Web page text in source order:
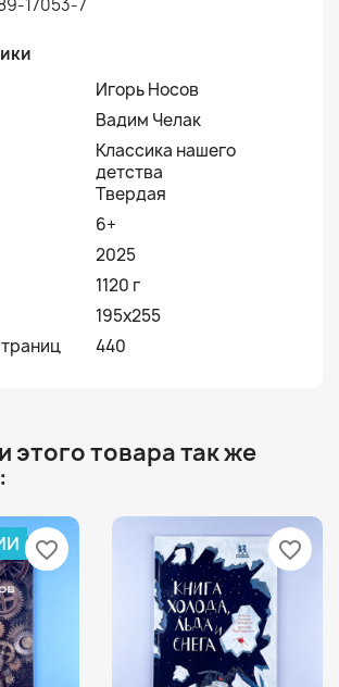
17053-7
Игорь Носов
Вадим Челак
Классика нашего
детства
Твердая
6+
2025
1120 г
195х255
440
этого товара так же
favorite_border favorite_border